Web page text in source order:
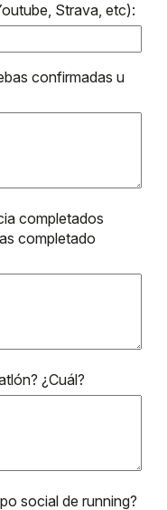
Strava, etc):
confirmadas u
completados
completado
¿Cuál?
social de running?